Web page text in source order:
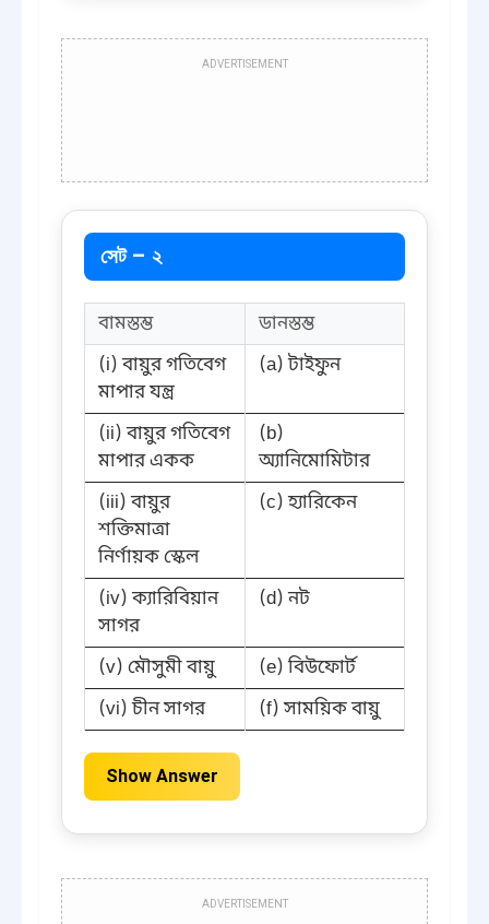
ADVERTISEMENT
সেট – ২
বামস্তম্ভ
ডানস্তম্ভ
(i) বায়ুর গতিবেগ
মাপার যন্ত্র
(a) টাইফুন
(ii) বায়ুর গতিবেগ
মাপার একক
(b)
অ্যানিমোমিটার
(iii) বায়ুর
শক্তিমাত্রা
নির্ণায়ক স্কেল
(c) হ্যারিকেন
(iv) ক্যারিবিয়ান
সাগর
(d) নট
(v) মৌসুমী বায়ু
(e) বিউফোর্ট
(vi) চীন সাগর
(f) সাময়িক বায়ু
Show Answer
ADVERTISEMENT